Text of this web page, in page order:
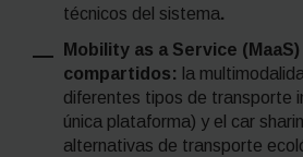
técnicos del sistema.
Mobility as a Service
compartidos: la
diferentes tipos de transporte
única plataforma) y el car
alternativas de transporte